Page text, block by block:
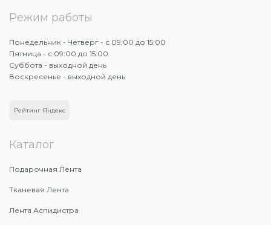
Режим работы
Понедельник - Четверг - с 09:00 до 15:00
Пятница - с 09:00 до 15:00
Суббота - выходной день
Воскресенье - выходной день
Рейтинг Яндекс
Каталог
Подарочная Лента
Тканевая Лента
Лента Аспидистра